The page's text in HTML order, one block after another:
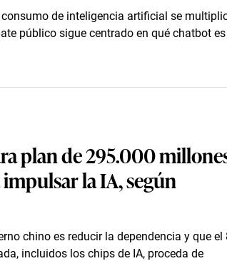
consumo de inteligencia artificial se
público sigue centrado en qué chatbot es
plan de 295.000
la IA, según
chino es reducir la dependencia y que el
incluidos los chips de IA, proceda de